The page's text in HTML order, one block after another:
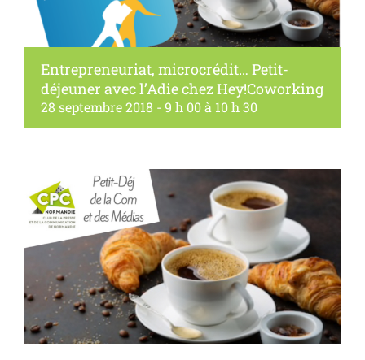
Entrepreneuriat, microcrédit… Petit-
déjeuner avec l’Adie chez Hey!Coworking
28 septembre 2018 - 9 h 00à 10 h 30